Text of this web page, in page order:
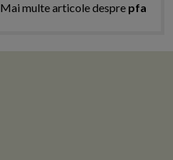
Mai multe articole despre pfa